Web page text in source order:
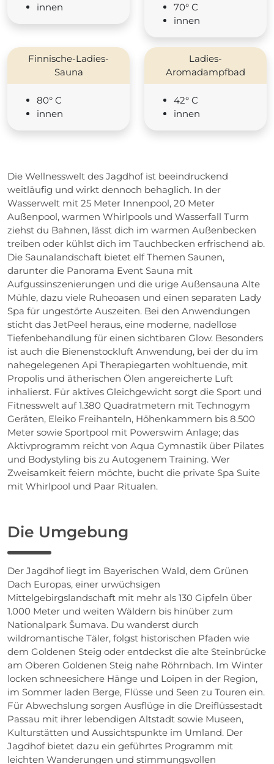
innen
70° C
innen
Finnische-Ladies-
Sauna
80° C
innen
Ladies-
Aromadampfbad
42° C
innen
Die Wellnesswelt des Jagdhof ist beeindruckend
weitläufig und wirkt dennoch behaglich. In der
Wasserwelt mit 25 Meter Innenpool, 20 Meter
Außenpool, warmen Whirlpools und Wasserfall Turm
ziehst du Bahnen, lässt dich im warmen Außenbecken
treiben oder kühlst dich im Tauchbecken erfrischend ab.
Die Saunalandschaft bietet elf Themen Saunen,
darunter die Panorama Event Sauna mit
Aufgussinszenierungen und die urige Außensauna Alte
Mühle, dazu viele Ruheoasen und einen separaten Lady
Spa für ungestörte Auszeiten. Bei den Anwendungen
sticht das JetPeel heraus, eine moderne, nadellose
Tiefenbehandlung für einen sichtbaren Glow. Besonders
ist auch die Bienenstockluft Anwendung, bei der du im
nahegelegenen Api Therapiegarten wohltuende, mit
Propolis und ätherischen Ölen angereicherte Luft
inhalierst. Für aktives Gleichgewicht sorgt die Sport und
Fitnesswelt auf 1.380 Quadratmetern mit Technogym
Geräten, Eleiko Freihanteln, Höhenkammern bis 8.500
Meter sowie Sportpool mit Powerswim Anlage; das
Aktivprogramm reicht von Aqua Gymnastik über Pilates
und Bodystyling bis zu Autogenem Training. Wer
Zweisamkeit feiern möchte, bucht die private Spa Suite
mit Whirlpool und Paar Ritualen.
Die Umgebung
Der Jagdhof liegt im Bayerischen Wald, dem Grünen
Dach Europas, einer urwüchsigen
Mittelgebirgslandschaft mit mehr als 130 Gipfeln über
1.000 Meter und weiten Wäldern bis hinüber zum
Nationalpark Šumava. Du wanderst durch
wildromantische Täler, folgst historischen Pfaden wie
dem Goldenen Steig oder entdeckst die alte Steinbrücke
am Oberen Goldenen Steig nahe Röhrnbach. Im Winter
locken schneesichere Hänge und Loipen in der Region,
im Sommer laden Berge, Flüsse und Seen zu Touren ein.
Für Abwechslung sorgen Ausflüge in die Dreiflüssestadt
Passau mit ihrer lebendigen Altstadt sowie Museen,
Kulturstätten und Aussichtspunkte im Umland. Der
Jagdhof bietet dazu ein geführtes Programm mit
leichten Wanderungen und stimmungsvollen